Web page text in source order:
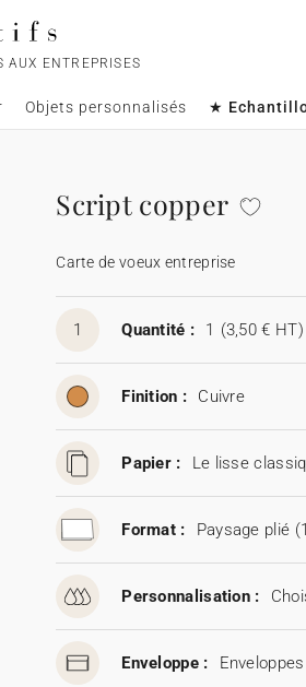
AUX ENTREPRISES
Objets personnalisés ★
Script copper
Carte de voeux entreprise
1 Quantité : 1 (3,50 € HT)
Finition : Cuivre
Papier : Le lisse
Format : Paysage plié
Personnalisation :
Enveloppe :